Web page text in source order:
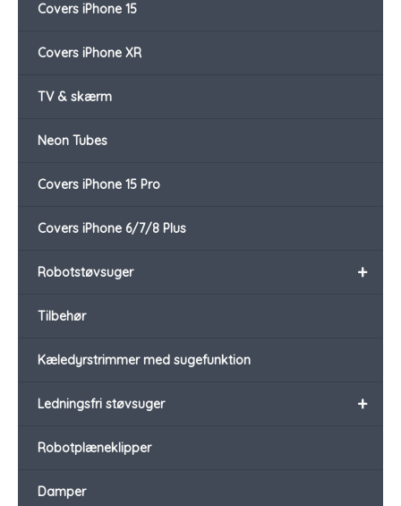
Covers iPhone 15
Covers iPhone XR
TV & skærm
Neon Tubes
Covers iPhone 15 Pro
Covers iPhone 6/7/8 Plus
+
Robotstøvsuger
Tilbehør
Kæledyrstrimmer med sugefunktion
+
Ledningsfri støvsuger
Robotplæneklipper
Damper